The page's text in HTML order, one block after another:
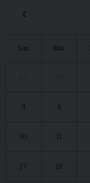
‹
Lun Mar
3 4
10 11
17 18